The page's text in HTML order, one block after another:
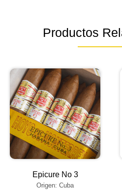
Productos
Epicure No 3
Origen: Cuba